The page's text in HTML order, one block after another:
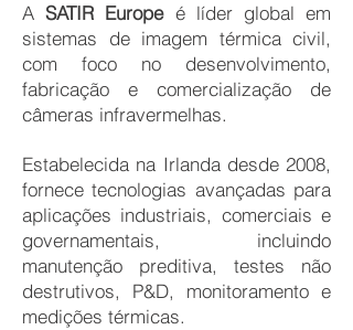
ASATIR Europeé líder global em
sistemas de imagem térmica civil,
com foco no desenvolvimento,
fabricação e comercialização de
câmeras infravermelhas.
Estabelecida na Irlanda desde 2008,
fornece tecnologias avançadas para
aplicações industriais, comerciais e
governamentais, incluindo
manutenção preditiva, testes não
destrutivos, P&D, monitoramento e
medições térmicas.